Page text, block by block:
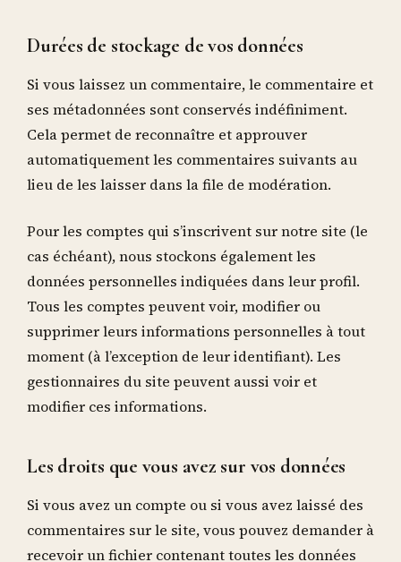
Durées de stockage de vos données
Si vous laissez un commentaire, le commentaire et
ses métadonnées sont conservés indéfiniment.
Cela permet de reconnaître et approuver
automatiquement les commentaires suivants au
lieu de les laisser dans la file de modération.
Pour les comptes qui s’inscrivent sur notre site (le
cas échéant), nous stockons également les
données personnelles indiquées dans leur profil.
Tous les comptes peuvent voir, modifier ou
supprimer leurs informations personnelles à tout
moment (à l’exception de leur identifiant). Les
gestionnaires du site peuvent aussi voir et
modifier ces informations.
Les droits que vous avez sur vos données
Si vous avez un compte ou si vous avez laissé des
commentaires sur le site, vous pouvez demander à
recevoir un fichier contenant toutes les données